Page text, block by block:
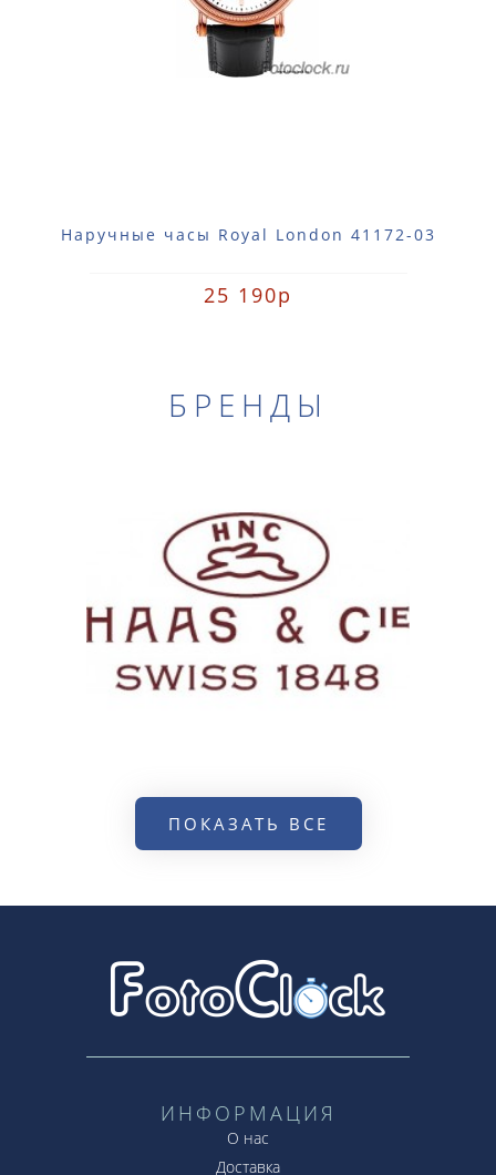
Наручные часы Royal London 41172-03
25 190р
БРЕНДЫ
ПОКАЗАТЬ ВСЕ
ИНФОРМАЦИЯ
О нас
Доставка